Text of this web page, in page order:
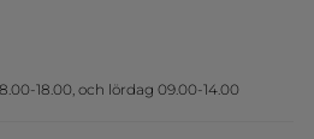
18.00, och lördag 09.00-14.00